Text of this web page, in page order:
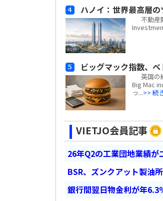
ハノイ：世界最高層
不動産
ビッグマック指数、
英国の
Big Mac
っ...>> 続
VIETJO会員記事
26年Q2の工業団地業績
BSR、ズンクアット製油
銀行間翌日物金利が年6.3